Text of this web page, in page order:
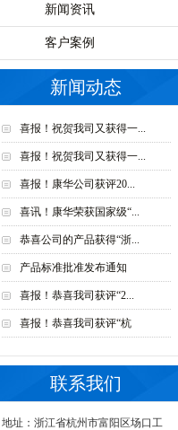
新闻资讯
客户案例
新闻动态
喜报！祝贺我司又获得一...
喜报！祝贺我司又获得一...
喜报！康华公司获评20...
喜讯！康华荣获国家级“...
恭喜公司的产品获得“浙...
产品标准批准发布通知
喜报！恭喜我司获评“2...
喜报！恭喜我司获评“杭
联系我们
地址：浙江省杭州市富阳区场口工